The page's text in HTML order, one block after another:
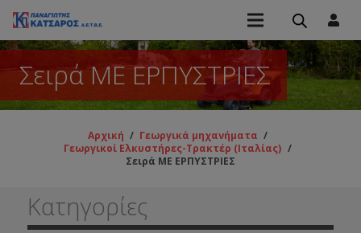
Σειρά ΜΕ ΕΡΠΥΣΤΡΙΕΣ
Αρχική / Γεωργικά μηχανήματα /
Γεωργικοί Ελκυστήρες-Τρακτέρ (Ιταλίας) /
Σειρά ΜΕ ΕΡΠΥΣΤΡΙΕΣ
Κατηγορίες